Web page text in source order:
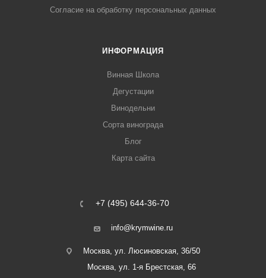
Согласие на обработку персональных данных
ИНФОРМАЦИЯ
Винная Школа
Дегустации
Винодельни
Сорта винограда
Блог
Карта сайта
+7 (495) 644-36-70
info@krymwine.ru
Москва, ул. Люсиновская, 36/50
Москва, ул. 1-я Брестская, 66